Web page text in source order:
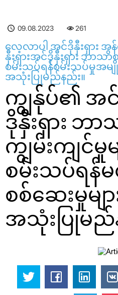
09.08.2023 261
လေ့လာပါ အင်ဒိုနှီးရှား
နှီးရှားအင်ဒိုနှီးရှား ဘာသာ
စမ်းသပ်ရန်စမ်းသပ်မှုအမ
အသုံးပြုမည်နည်း။
ကျွန်ုပ်၏ အင်
ဒိုနှီးရှား ဘာ
ကျွမ်းကျင်မှု
စမ်းသပ်ရ
စစ်ဆေးမှုမ
အသုံးပြုမည်